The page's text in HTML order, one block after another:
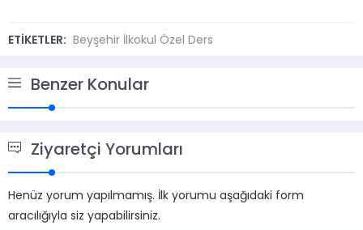
ETİKETLER: Beyşehir İlkokul Özel Ders
Benzer Konular
Ziyaretçi Yorumları
Henüz yorum yapılmamış. İlk yorumu aşağıdaki form
aracılığıyla siz yapabilirsiniz.